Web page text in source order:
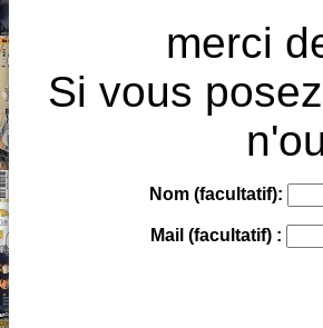
merci
Si vous
Nom (facultatif):
Mail (facultatif) :